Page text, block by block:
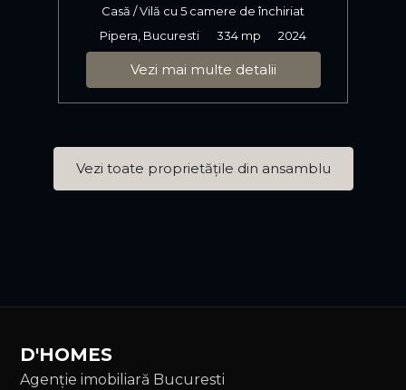
Casă / Vilă cu 5 camere de închiriat
Pipera, Bucuresti
334 mp 2024
Vezi mai multe detalii
Vezi toate proprietățile din ansamblu
D'HOMES
Agenție imobiliară Bucuresti